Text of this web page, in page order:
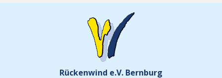
Rückenwind e.V. Bernburg